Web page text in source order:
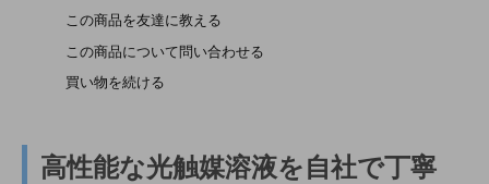
この商品を友達に教える
この商品について問い合わせる
買い物を続ける
高性能な光触媒溶液を自社で丁寧